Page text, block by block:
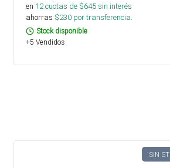
en 12cuotas de $645sin interés
ahorras $230 por transferencia.
Stock disponible
+5 Vendidos
SIN